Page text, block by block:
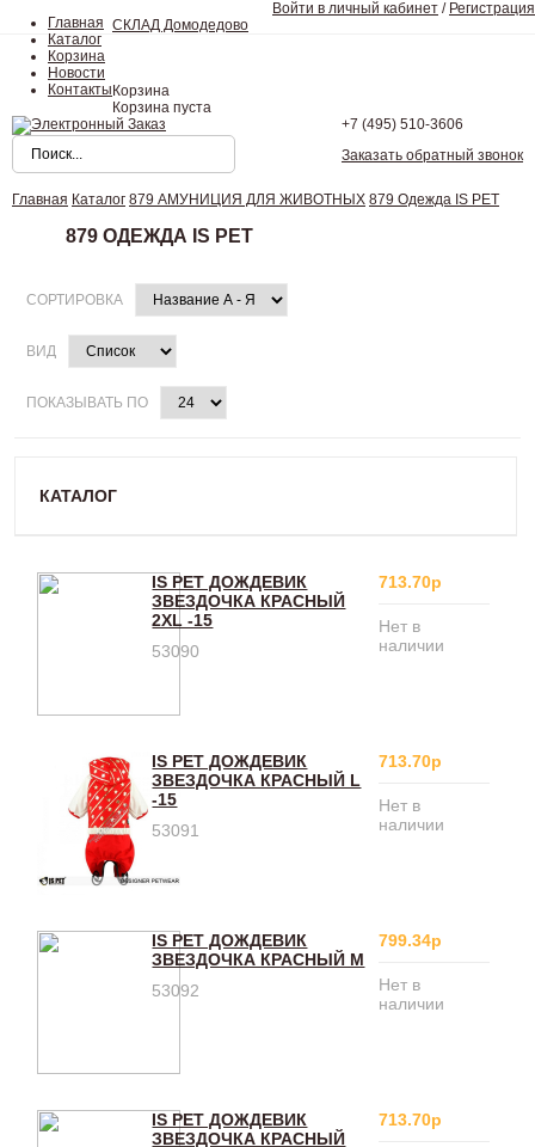
Главная
Каталог
Корзина
Новости
Контакты
Войти в личный кабинет / Регистрация
СКЛАД Домодедово
Корзина
Корзина пуста
+7 (495) 510-3606
Заказать обратный звонок
Главная Каталог 879 АМУНИЦИЯ ДЛЯ ЖИВОТНЫХ 879 Одежда IS PET
879 ОДЕЖДА IS PET
СОРТИРОВКА
ВИД
ПОКАЗЫВАТЬ ПО
КАТАЛОГ
IS PET ДОЖДЕВИК
ЗВЕЗДОЧКА КРАСНЫЙ
2XL -15
53090
713.70р
Нет в
наличии
IS PET ДОЖДЕВИК
ЗВЕЗДОЧКА КРАСНЫЙ L
-15
53091
713.70р
Нет в
наличии
IS PET ДОЖДЕВИК
ЗВЕЗДОЧКА КРАСНЫЙ M
53092
799.34р
Нет в
наличии
IS PET ДОЖДЕВИК
ЗВЕЗДОЧКА КРАСНЫЙ
713.70р